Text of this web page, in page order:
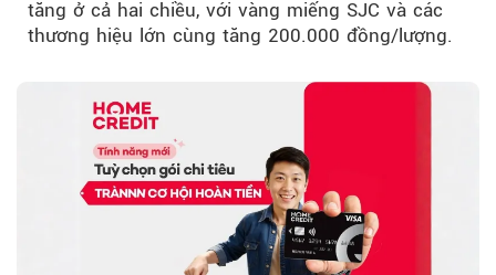
tăng ở cả hai chiều, với vàng miếng SJC và các
thương hiệu lớn cùng tăng 200.000 đồng/lượng.